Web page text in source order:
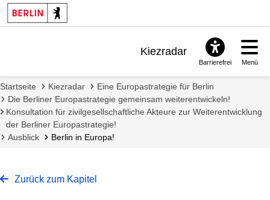
Kiezradar
FAQ & Support
Barrierefrei Menü
Startseite Kiezradar
Eine Europastrategie für Berlin
Die Berliner Europastrategie gemeinsam weiterentwickeln!
Konsultation für zivilgesellschaftliche Akteure zur Weiterentwicklung
der Berliner Europastrategie!
Ausblick
Berlin in Europa!
Zurück zum Kapitel